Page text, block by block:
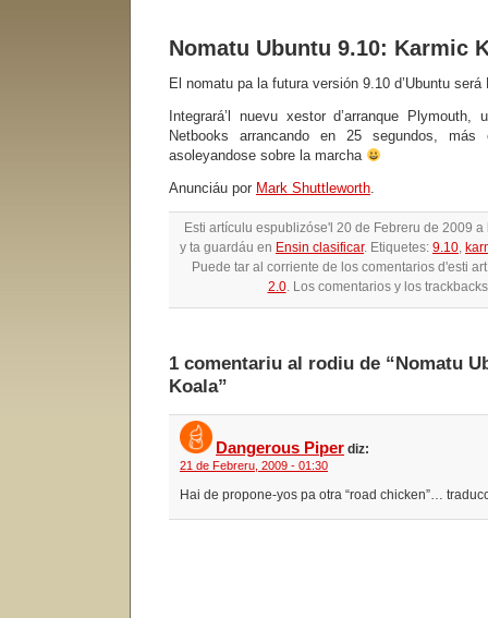
Nomatu Ubuntu 9.10: Karmic
El nomatu pa la futura versión 9.10 d’Ubuntu
Integrará’l nuevu xestor d’arranque Plymouth,
Netbooks arrancando en 25 segundos,
asoleyandose sobre la marcha
Anunciáu por Mark Shuttleworth.
Esti artículu espublizóse'l 20 de Febreru de 2009
y ta guardáu en Ensin clasificar. Etiquetes: 9.10,
Puede tar al corriente de los comentarios d'esti
2.0. Los comentarios y los
1 comentariu al rodiu de “Nomatu
Koala”
Dangerous Piper diz:
21 de Febreru, 2009 - 01:30
Hai de propone-yos pa otra “road chicken”…